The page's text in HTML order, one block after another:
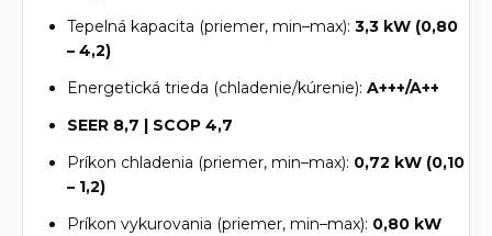
Tepelná kapacita (priemer, min–max): 3,3 kW (0,80
– 4,2)
Energetická trieda (chladenie/kúrenie): A+++/A++
SEER 8,7 | SCOP 4,7
Príkon chladenia (priemer, min–max): 0,72 kW (0,10
– 1,2)
Príkon vykurovania (priemer, min–max): 0,80 kW